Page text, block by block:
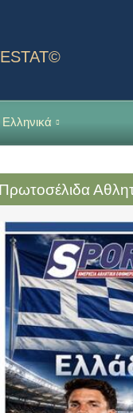
Ελληνικά
Πρωτοσέλιδα